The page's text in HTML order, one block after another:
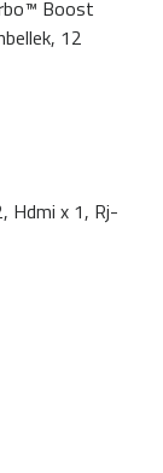
Boost
12
Hdmi x 1, Rj-